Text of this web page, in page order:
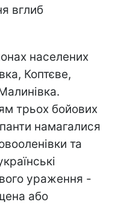
вглиб
населених
Коптєве,
трьох бойових
намагалися
та
ураження -
або